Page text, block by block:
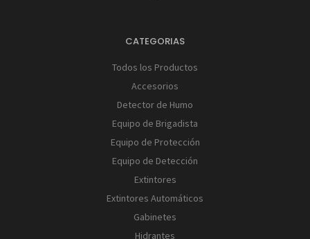
CATEGORIAS
Todos los Productos
Accesorios
Detector de Humo
Equipo de Brigadista
Equipo de Protección
Equipo de Detección
Extintores
Extintores Automáticos
Gabinetes
Hidrantes